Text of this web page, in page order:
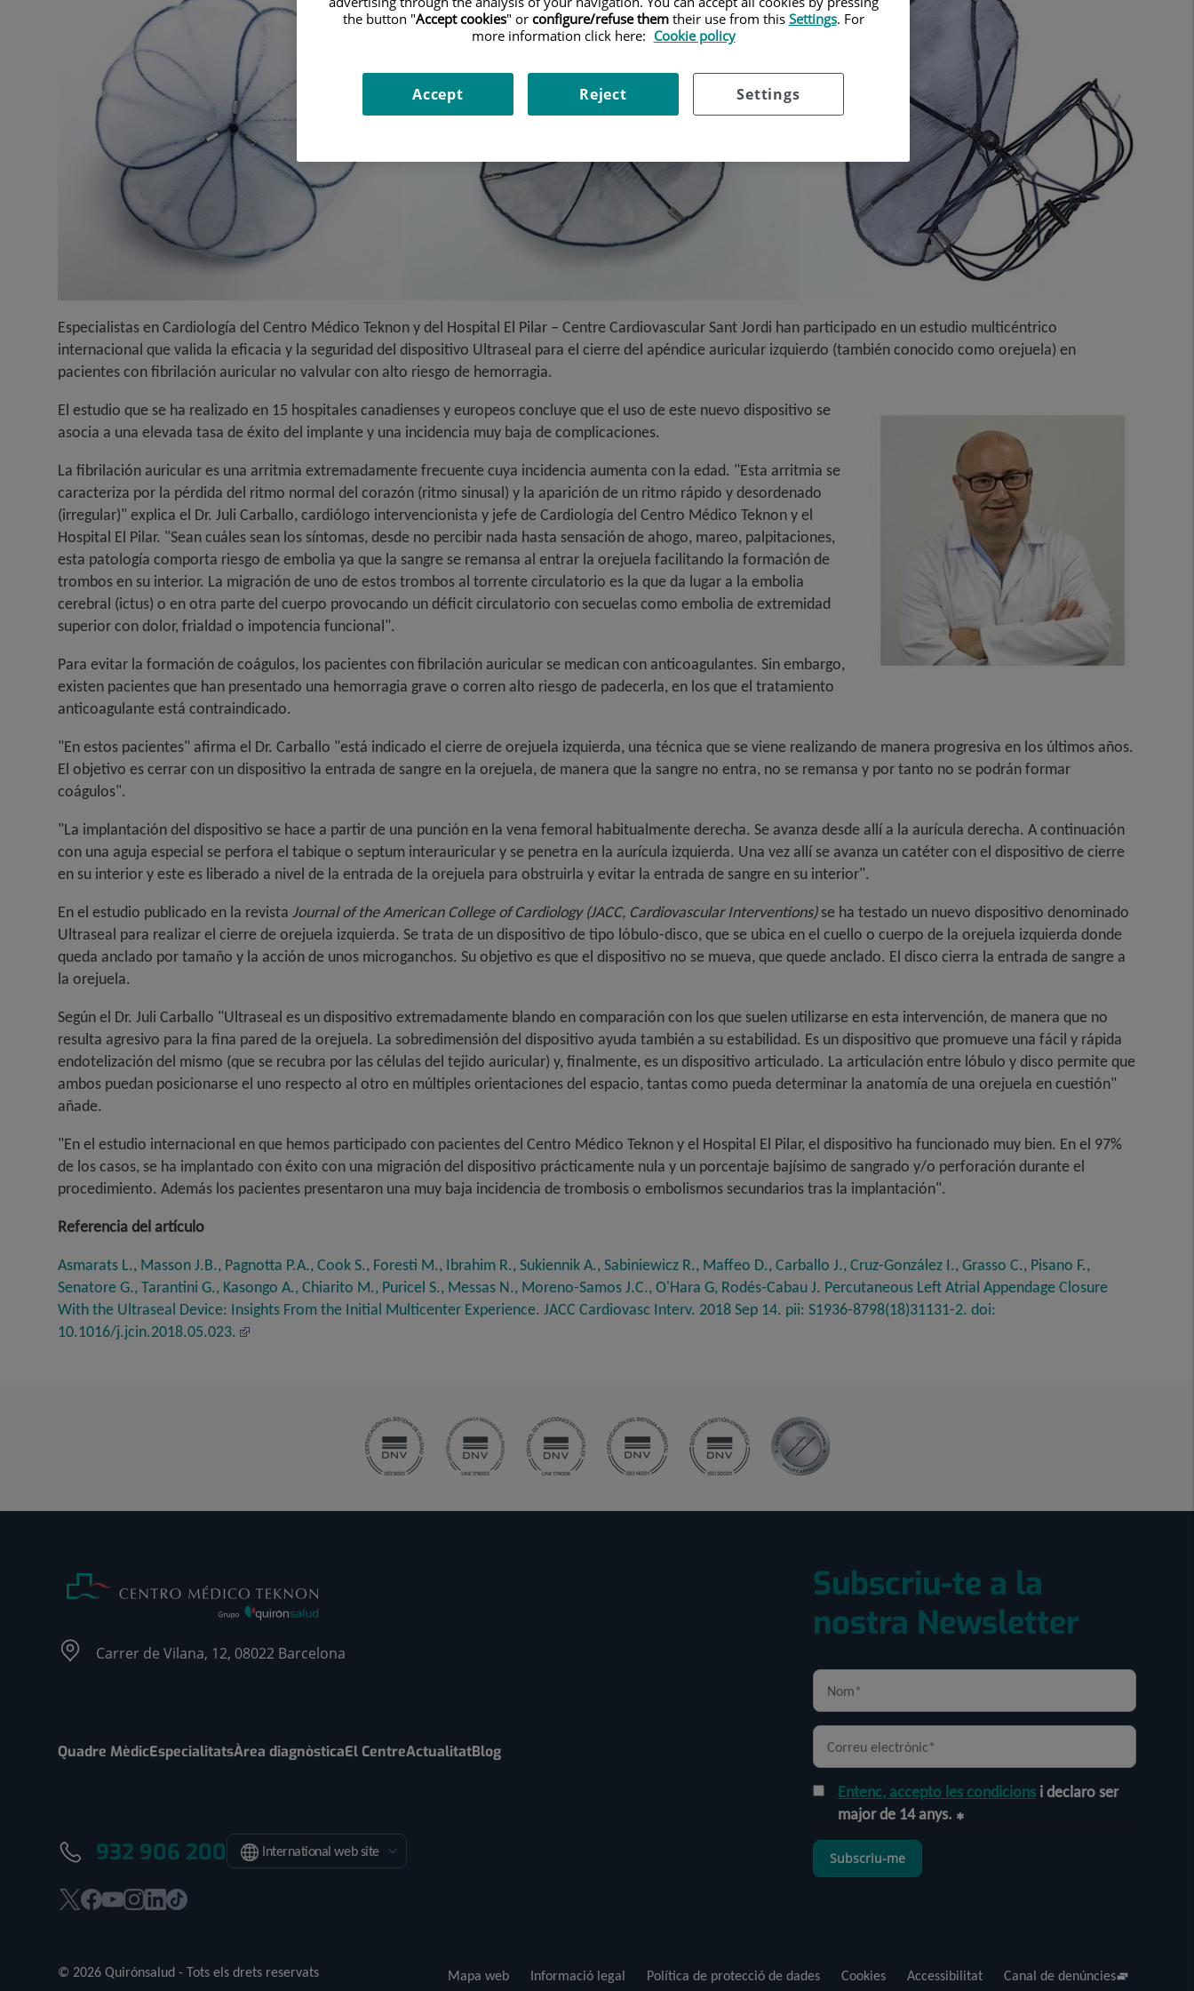
Especialistas en Cardiología del Centro Médico Teknon y del Hospital El Pilar – Centre Cardiovascular Sant Jordi han participado en un estudio multicéntrico
internacional que valida la eficacia y la seguridad del dispositivo Ultraseal para el cierre del apéndice auricular izquierdo (también conocido como orejuela) en
pacientes con fibrilación auricular no valvular con alto riesgo de hemorragia.
El estudio que se ha realizado en 15 hospitales canadienses y europeos concluye que el uso de este nuevo dispositivo se
asocia a una elevada tasa de éxito del implante y una incidencia muy baja de complicaciones.
La fibrilación auricular es una arritmia extremadamente frecuente cuya incidencia aumenta con la edad. "Esta arritmia se
caracteriza por la pérdida del ritmo normal del corazón (ritmo sinusal) y la aparición de un ritmo rápido y desordenado
(irregular)" explica el Dr. Juli Carballo, cardiólogo intervencionista y jefe de Cardiología del Centro Médico Teknon y el
Hospital El Pilar. "Sean cuáles sean los síntomas, desde no percibir nada hasta sensación de ahogo, mareo, palpitaciones,
esta patología comporta riesgo de embolia ya que la sangre se remansa al entrar la orejuela facilitando la formación de
trombos en su interior. La migración de uno de estos trombos al torrente circulatorio es la que da lugar a la embolia
cerebral (ictus) o en otra parte del cuerpo provocando un déficit circulatorio con secuelas como embolia de extremidad
superior con dolor, frialdad o impotencia funcional".
Para evitar la formación de coágulos, los pacientes con fibrilación auricular se medican con anticoagulantes. Sin embargo,
existen pacientes que han presentado una hemorragia grave o corren alto riesgo de padecerla, en los que el tratamiento
anticoagulante está contraindicado.
"En estos pacientes" afirma el Dr. Carballo "está indicado el cierre de orejuela izquierda, una técnica que se viene realizando de manera progresiva en los últimos años.
El objetivo es cerrar con un dispositivo la entrada de sangre en la orejuela, de manera que la sangre no entra, no se remansa y por tanto no se podrán formar
coágulos".
"La implantación del dispositivo se hace a partir de una punción en la vena femoral habitualmente derecha. Se avanza desde allí a la aurícula derecha. A continuación
con una aguja especial se perfora el tabique o septum interauricular y se penetra en la aurícula izquierda. Una vez allí se avanza un catéter con el dispositivo de cierre
en su interior y este es liberado a nivel de la entrada de la orejuela para obstruirla y evitar la entrada de sangre en su interior".
En el estudio publicado en la revista Journal of the American College of Cardiology (JACC, Cardiovascular Interventions)se ha testado un nuevo dispositivo denominado
Ultraseal para realizar el cierre de orejuela izquierda. Se trata de un dispositivo de tipo lóbulo-disco, que se ubica en el cuello o cuerpo de la orejuela izquierda donde
queda anclado por tamaño y la acción de unos microganchos. Su objetivo es que el dispositivo no se mueva, que quede anclado. El disco cierra la entrada de sangre a
la orejuela.
Según el Dr. Juli Carballo "Ultraseal es un dispositivo extremadamente blando en comparación con los que suelen utilizarse en esta intervención, de manera que no
resulta agresivo para la fina pared de la orejuela. La sobredimensión del dispositivo ayuda también a su estabilidad. Es un dispositivo que promueve una fácil y rápida
endotelización del mismo (que se recubra por las células del tejido auricular) y, finalmente, es un dispositivo articulado. La articulación entre lóbulo y disco permite que
ambos puedan posicionarse el uno respecto al otro en múltiples orientaciones del espacio, tantas como pueda determinar la anatomía de una orejuela en cuestión"
añade.
"En el estudio internacional en que hemos participado con pacientes del Centro Médico Teknon y el Hospital El Pilar, el dispositivo ha funcionado muy bien. En el 97%
de los casos, se ha implantado con éxito con una migración del dispositivo prácticamente nula y un porcentaje bajísimo de sangrado y/o perforación durante el
procedimiento. Además los pacientes presentaron una muy baja incidencia de trombosis o embolismos secundarios tras la implantación".
Referencia del artículo
Asmarats L., Masson J.B., Pagnotta P.A., Cook S., Foresti M., Ibrahim R., Sukiennik A., Sabiniewicz R., Maffeo D., Carballo J., Cruz-González I., Grasso C., Pisano F.,
Senatore G., Tarantini G., Kasongo A., Chiarito M., Puricel S., Messas N., Moreno-Samos J.C., O'Hara G, Rodés-Cabau J. Percutaneous Left Atrial Appendage Closure
With the Ultraseal Device: Insights From the Initial Multicenter Experience. JACC Cardiovasc Interv. 2018 Sep 14. pii: S1936-8798(18)31131-2. doi:
10.1016/j.jcin.2018.05.023.
Carrer de Vilana, 12, 08022 Barcelona
Quadre MèdicEspecialitatsÀrea diagnòsticaEl CentreActualitatBlog
932 906 200 International web site
s'obriràs'obrirà
s'obriràs'obriràs'obrirà
una
Subscriu-te a la
nostra Newsletter
Entenc, accepto les condicions i declaro ser
major de 14 anys.
Subscriu-me
© 2026 Quirónsalud - Tots els drets reservats Mapa web Informació legal Política de protecció de dades Cookies Accessibilitat Canal de denúncies
the button "Accept cookies" or configure/refuse themtheir use from this Settings. For
more information click here: Cookie policy
Settings
Reject
Accept